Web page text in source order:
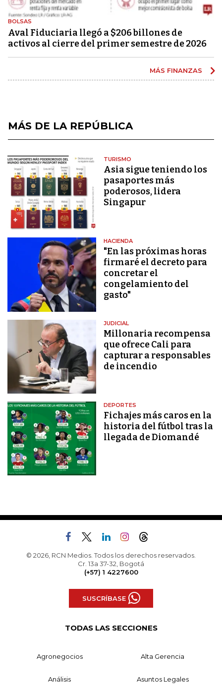
BOLSAS
Aval Fiduciaria llegó a $206 billones de
activos al cierre del primer semestre de 2026
MÁS FINANZAS
MÁS DE LA REPÚBLICA
TURISMO
Asia sigue teniendo los
pasaportes más
poderosos, lidera
Singapur
HACIENDA
"En las próximas horas
firmaré el decreto para
concretar el
congelamiento del
gasto"
JUDICIAL
Millonaria recompensa
que ofrece Cali para
capturar a responsables
de incendio
DEPORTES
Fichajes más caros en la
historia del fútbol tras la
llegada de Diomandé
© 2026, RCN Medios. Todos los derechos reservados.
Cr. 13a 37-32, Bogotá
(+57) 1 4227600
SUSCRÍBASE
TODAS LAS SECCIONES
Agronegocios Alta Gerencia
Análisis Asuntos Legales